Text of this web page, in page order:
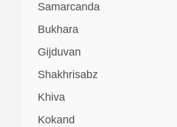
Samarcanda
Bukhara
Gijduvan
Shakhrisabz
Khiva
Kokand